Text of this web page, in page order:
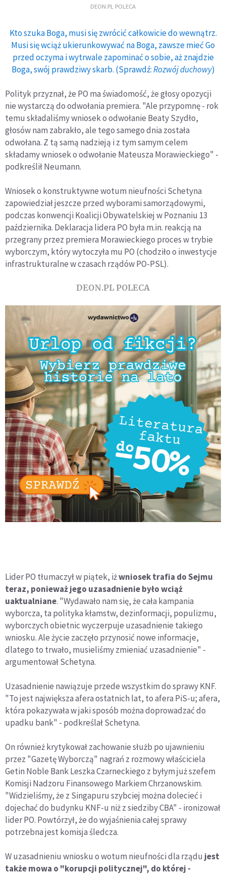
DEON.PL POLECA
Kto szuka Boga, musi się zwrócić całkowicie do wewnątrz.
Musi się wciąż ukierunkowywać na Boga, zawsze mieć Go
przed oczyma i wytrwale zapominać o sobie, aż znajdzie
Boga, swój prawdziwy skarb. (Sprawdź:Rozwój duchowy)
Polityk przyznał, że PO ma świadomość, że głosy opozycji
nie wystarczą do odwołania premiera. "Ale przypomnę - rok
temu składaliśmy wniosek o odwołanie Beaty Szydło,
głosów nam zabrakło, ale tego samego dnia została
odwołana. Z tą samą nadzieją i z tym samym celem
składamy wniosek o odwołanie Mateusza Morawieckiego" -
podkreślił Neumann.
Wniosek o konstruktywne wotum nieufności Schetyna
zapowiedział jeszcze przed wyborami samorządowymi,
podczas konwencji Koalicji Obywatelskiej w Poznaniu 13
października. Deklaracja lidera PO była m.in. reakcją na
przegrany przez premiera Morawieckiego proces w trybie
wyborczym, który wytoczyła mu PO (chodziło o inwestycje
infrastrukturalne w czasach rządów PO-PSL).
DEON.PL POLECA
Lider PO tłumaczył w piątek, iżwniosek trafia do Sejmu
teraz, ponieważ jego uzasadnienie było wciąż
uaktualniane. "Wydawało nam się, że cała kampania
wyborcza, ta polityka kłamstw, dezinformacji, populizmu,
wyborczych obietnic wyczerpuje uzasadnienie takiego
wniosku. Ale życie zaczęło przynosić nowe informacje,
dlatego to trwało, musieliśmy zmieniać uzasadnienie" -
argumentował Schetyna.
Uzasadnienie nawiązuje przede wszystkim do sprawy KNF.
"To jest największa afera ostatnich lat, to afera PiS-u; afera,
która pokazywała w jaki sposób można doprowadzać do
upadku bank" - podkreślał Schetyna.
On również krytykował zachowanie służb po ujawnieniu
przez "Gazetę Wyborczą" nagrań z rozmowy właściciela
Getin Noble Bank Leszka Czarneckiego z byłym już szefem
Komisji Nadzoru Finansowego Markiem Chrzanowskim.
"Widzieliśmy, że z Singapuru szybciej można dolecieć i
dojechać do budynku KNF-u niż z siedziby CBA" - ironizował
lider PO. Powtórzył, że do wyjaśnienia całej sprawy
potrzebna jest komisja śledcza.
W uzasadnieniu wniosku o wotum nieufności dla rządu jest
także mowa o "korupcji politycznej", do której -